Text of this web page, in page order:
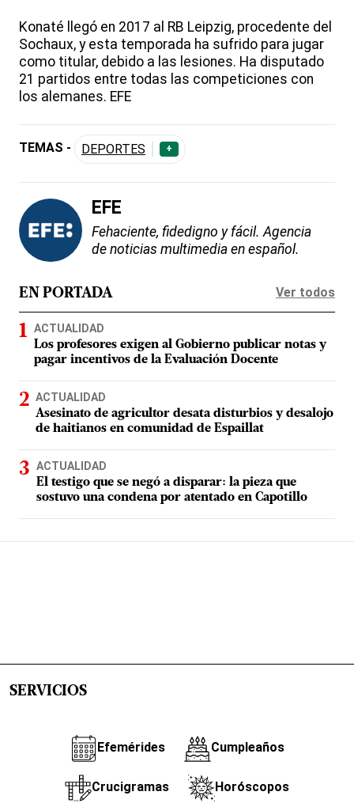
Konaté llegó en 2017 al RB Leipzig, procedente del
Sochaux, y esta temporada ha sufrido para jugar
como titular, debido a las lesiones. Ha disputado
21 partidos entre todas las competiciones con
los alemanes. EFE
TEMAS - DEPORTES +
EFE
Fehaciente, fidedigno y fácil. Agencia
de noticias multimedia en español.
EN PORTADA Ver todos
ACTUALIDAD
Los profesores exigen al Gobierno publicar notas y
pagar incentivos de la Evaluación Docente
ACTUALIDAD
Asesinato de agricultor desata disturbios y desalojo
de haitianos en comunidad de Espaillat
ACTUALIDAD
El testigo que se negó a disparar: la pieza que
sostuvo una condena por atentado en Capotillo
SERVICIOS
Efemérides Cumpleaños
Crucigramas Horóscopos